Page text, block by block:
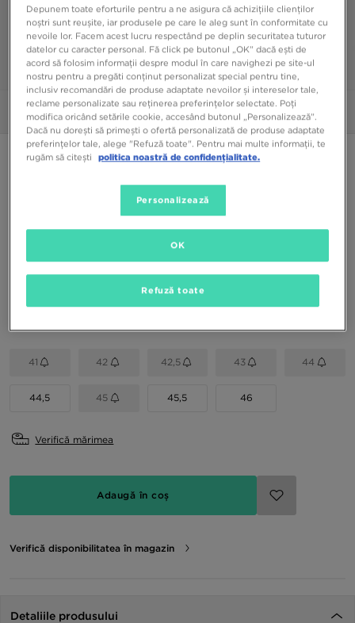
Poze 360°
NIKE P-6000
41 42 42,5 43 44
44,5 45 45,5 46
Verifică mărimea
Adaugă în coș
Verifică disponibilitatea în magazin
Detaliile produsului
Depunem toate eforturile pentru a ne asigura că achizițiile clienților
noștri sunt reușite, iar produsele pe care le aleg sunt în conformitate cu
nevoile lor. Facem acest lucru respectând pe deplin securitatea tuturor
datelor cu caracter personal. Fă click pe butonul „OK” dacă ești de
acord să folosim informații despre modul în care navighezi pe site-ul
nostru pentru a pregăti conținut personalizat special pentru tine,
inclusiv recomandări de produse adaptate nevoilor și intereselor tale,
reclame personalizate sau reținerea preferințelor selectate. Poți
modifica oricând setările cookie, accesând butonul „Personalizează”.
Dacă nu dorești să primești o ofertă personalizată de produse adaptate
preferințelor tale, alege "Refuză toate". Pentru mai multe informații, te
rugăm să citești
politica noastră de confidențialitate.
Personalizează
Refuză toate
OK